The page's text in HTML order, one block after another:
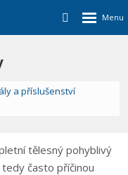
a příslušenství
tělesný pohyblivý
často příčinou